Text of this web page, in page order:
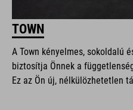
TOWN
A Town kényelmes, sokoldalú
biztosítja Önnek a
Ez az Ön új, nélkülözhetetlen